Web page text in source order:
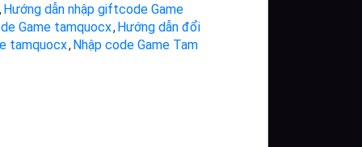
,Hướng dẫn nhập giftcode Game
Game tamquocx,Hướng dẫn đổi
tamquocx,Nhập code Game Tam